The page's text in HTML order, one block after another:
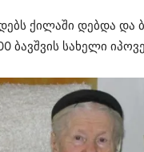
ქილაში დებდა და
ბავშვის სახელი